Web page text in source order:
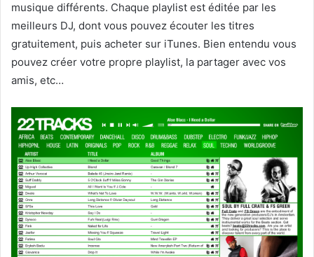
musique différents. Chaque playlist est éditée par les
meilleurs DJ, dont vous pouvez écouter les titres
gratuitement, puis acheter sur iTunes. Bien entendu vous
pouvez créer votre propre playlist, la partager avec vos
amis, etc…